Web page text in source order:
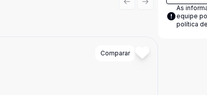
Comparar
Previous slide
Next slideAs
equipe
política